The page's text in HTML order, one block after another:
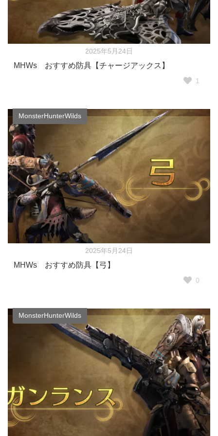
2025年5月24日
MHWs おすすめ防具【チャージアックス】
1
MonsterHunterWilds
2025年5月24日
MHWs おすすめ防具【弓】
0
MonsterHunterWilds